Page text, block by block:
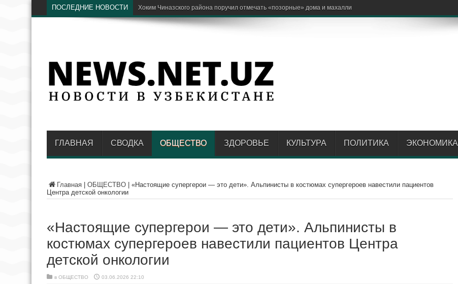
ПОСЛЕДНИЕ НОВОСТИ Парки Ташкента хотят соединить «зелёным маршру
ГЛАВНАЯ СВОДКА ОБЩЕСТВО ЗДОРОВЬЕ КУЛЬТУРА ПОЛИТИКА ЭКОНОМИКА
Главная ОБЩЕСТВО
«Настоящие супергерои — это дети». Альпинисты в костюмах супергероев навестили пациентов
Центра детской онкологии
«Настоящие супергерои — это дети». Альпинисты в
костюмах супергероев навестили пациентов Центра
детской онкологии
в ОБЩЕСТВО 03.06.2026 22:10